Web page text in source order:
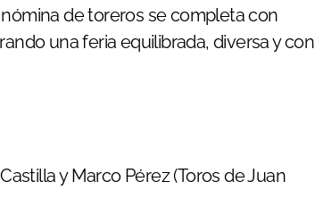
de toreros se completa con
una feria equilibrada, diversa y con
y Marco Pérez (Toros de Juan